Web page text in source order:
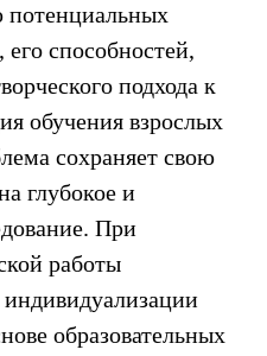
потенциальных
способностей,
подхода к
обучения взрослых
сохраняет свою
глубокое и
При
работы
образовательных